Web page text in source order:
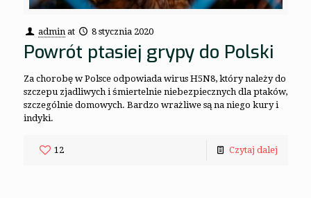
admin at 8 stycznia 2020
Powrót ptasiej grypy do Polski
Za chorobę w Polsce odpowiada wirus H5N8, który należy do
szczepu zjadliwych i śmiertelnie niebezpiecznych dla ptaków,
szczególnie domowych. Bardzo wrażliwe są na niego kury i
indyki.
12 Czytaj dalej